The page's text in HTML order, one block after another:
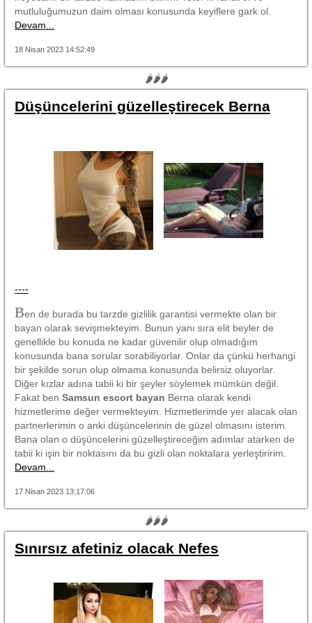
mutluluğumuzun daim olması konusunda keyiflere gark ol.
Devam...
18 Nisan 2023 14:52:49
🌶🌶🌶
Düşüncelerini güzelleştirecek Berna
----
Ben de burada bu tarzde gizlilik garantisi vermekte olan bir
bayan olarak sevişmekteyim. Bunun yanı sıra elit beyler de
genellikle bu konuda ne kadar güvenilir olup olmadığım
konusunda bana sorular sorabiliyorlar. Onlar da çünkü herhangi
bir şekilde sorun olup olmama konusunda belirsiz oluyorlar.
Diğer kızlar adına tabii ki bir şeyler söylemek mümkün değil.
Fakat ben Samsun escort bayan Berna olarak kendi
hizmetlerime değer vermekteyim. Hizmetlerimde yer alacak olan
partnerlerimin o anki düşüncelerinin de güzel olmasını isterim.
Bana olan o düşüncelerini güzelleştireceğim adımlar atarken de
tabii ki işin bir noktasını da bu gizli olan noktalara yerleştiririm.
Devam...
17 Nisan 2023 13:17:06
🌶🌶🌶
Sınırsız afetiniz olacak Nefes